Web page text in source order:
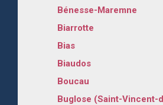
Bénesse-Maremne
Biarrotte
Bias
Biaudos
Boucau
Buglose (Saint-Vincent-